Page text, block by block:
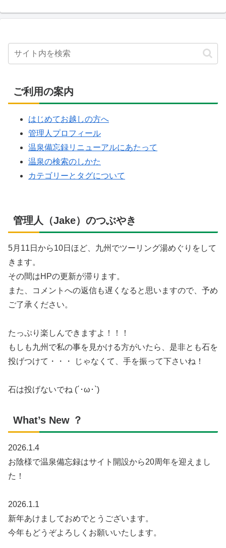
ご利用の案内
はじめてお越しの方へ
管理人プロフィール
温泉備忘録リニューアルにあたって
温泉の検索のしかた
カテゴリーとタグについて
管理人（Jake）のつぶやき
5月11日から10日ほど、九州でツーリング湯めぐりをして
きます。
その間はHPの更新が滞ります。
また、コメントへの返信も遅くなると思いますので、予め
ご了承ください。
たっぷり楽しんできますよ！！！
もしも九州で私の事を見かける方がいたら、是非とも石を
投げつけて・・・ じゃなくて、手を振って下さいね！
石は投げないでね (´･ω･`)
What’s New ？
2026.1.4
お陰様で温泉備忘録はサイト開設から20周年を迎えまし
た！
2026.1.1
新年あけましておめでとうございます。
今年もどうぞよろしくお願いいたします。